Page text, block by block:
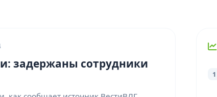
задержаны сотрудники
1